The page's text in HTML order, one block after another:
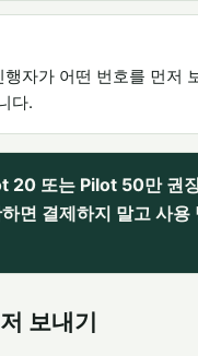
자가 어떤 번호를 먼저
다.
20 또는 Pilot 50만 권
면 결제하지 말고 사용
보내기